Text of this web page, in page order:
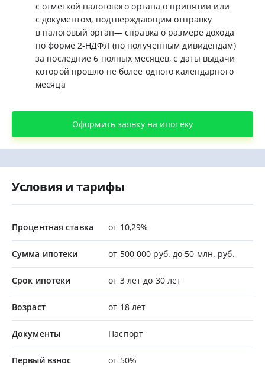
с отметкой налогового органа о принятии или
с документом, подтверждающим отправку
в налоговый орган— справка о размере дохода
по форме 2-НДФЛ (по полученным дивидендам)
за последние 6 полных месяцев, с даты выдачи
которой прошло не более одного календарного
месяца
Оформить заявку на ипотеку
Условия и тарифы
Процентная ставка от 10,29%
Сумма ипотеки от 500 000 руб. до 50 млн. руб.
Срок ипотеки от 3 лет до 30 лет
Возраст от 18 лет
Документы Паспорт
Первый взнос от 50%